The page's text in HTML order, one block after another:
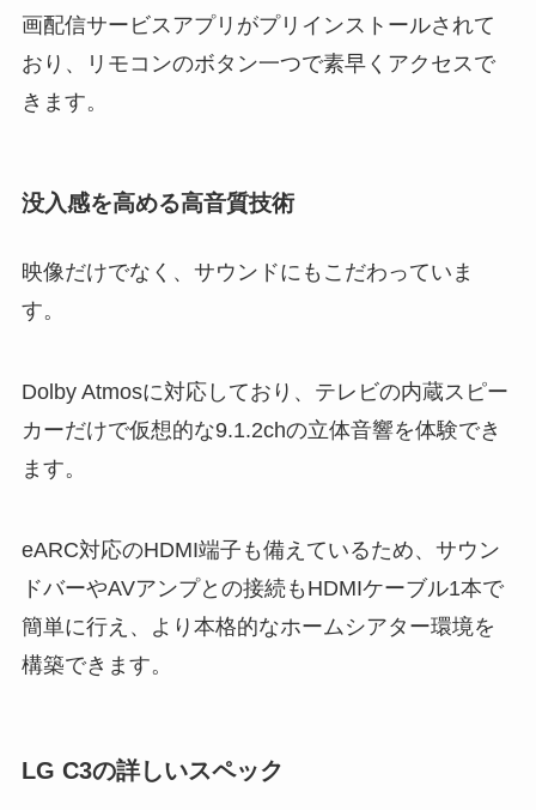
画配信サービスアプリがプリインストールされて
おり、リモコンのボタン一つで素早くアクセスで
きます。
没入感を高める高音質技術
映像だけでなく、サウンドにもこだわっていま
す。
Dolby Atmosに対応しており、テレビの内蔵スピー
カーだけで仮想的な9.1.2chの立体音響を体験でき
ます。
eARC対応のHDMI端子も備えているため、サウン
ドバーやAVアンプとの接続もHDMIケーブル1本で
簡単に行え、より本格的なホームシアター環境を
構築できます。
LG C3の詳しいスペック